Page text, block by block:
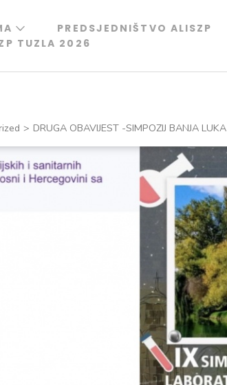
PREDSJEDNIŠTVO ALISZP
TUZLA 2026
> DRUGA OBAVIJEST -SIMPOZIJ BANJA LUKA